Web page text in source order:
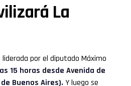
La
por el diputado Máximo
15 horas desde Avenida de
Buenos Aires). Y luego se